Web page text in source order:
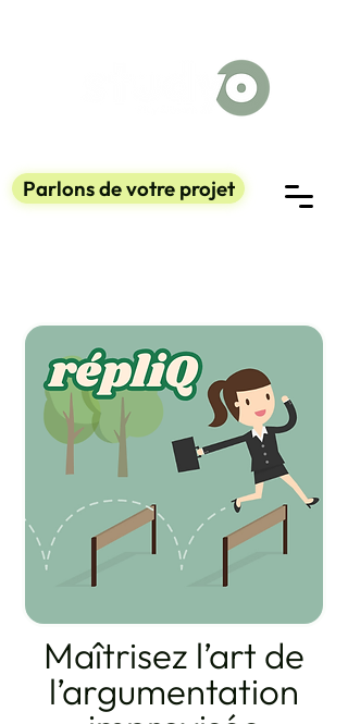
Parlons de votre projet
Maîtrisez l’art de
l’argumentation